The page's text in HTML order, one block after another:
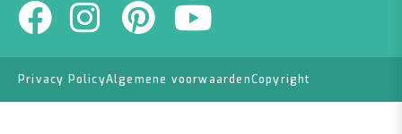
Privacy PolicyAlgemene voorwaardenCopyright